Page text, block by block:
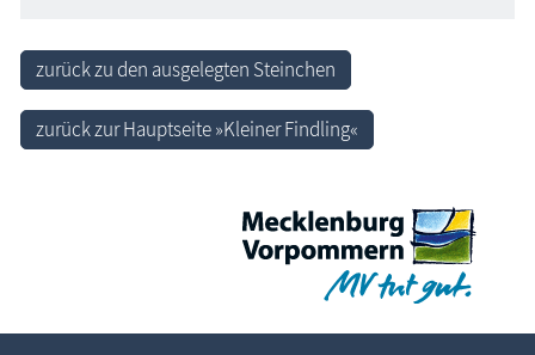
zurück zu den ausgelegten Steinchen
zurück zur Hauptseite »Kleiner Findling«